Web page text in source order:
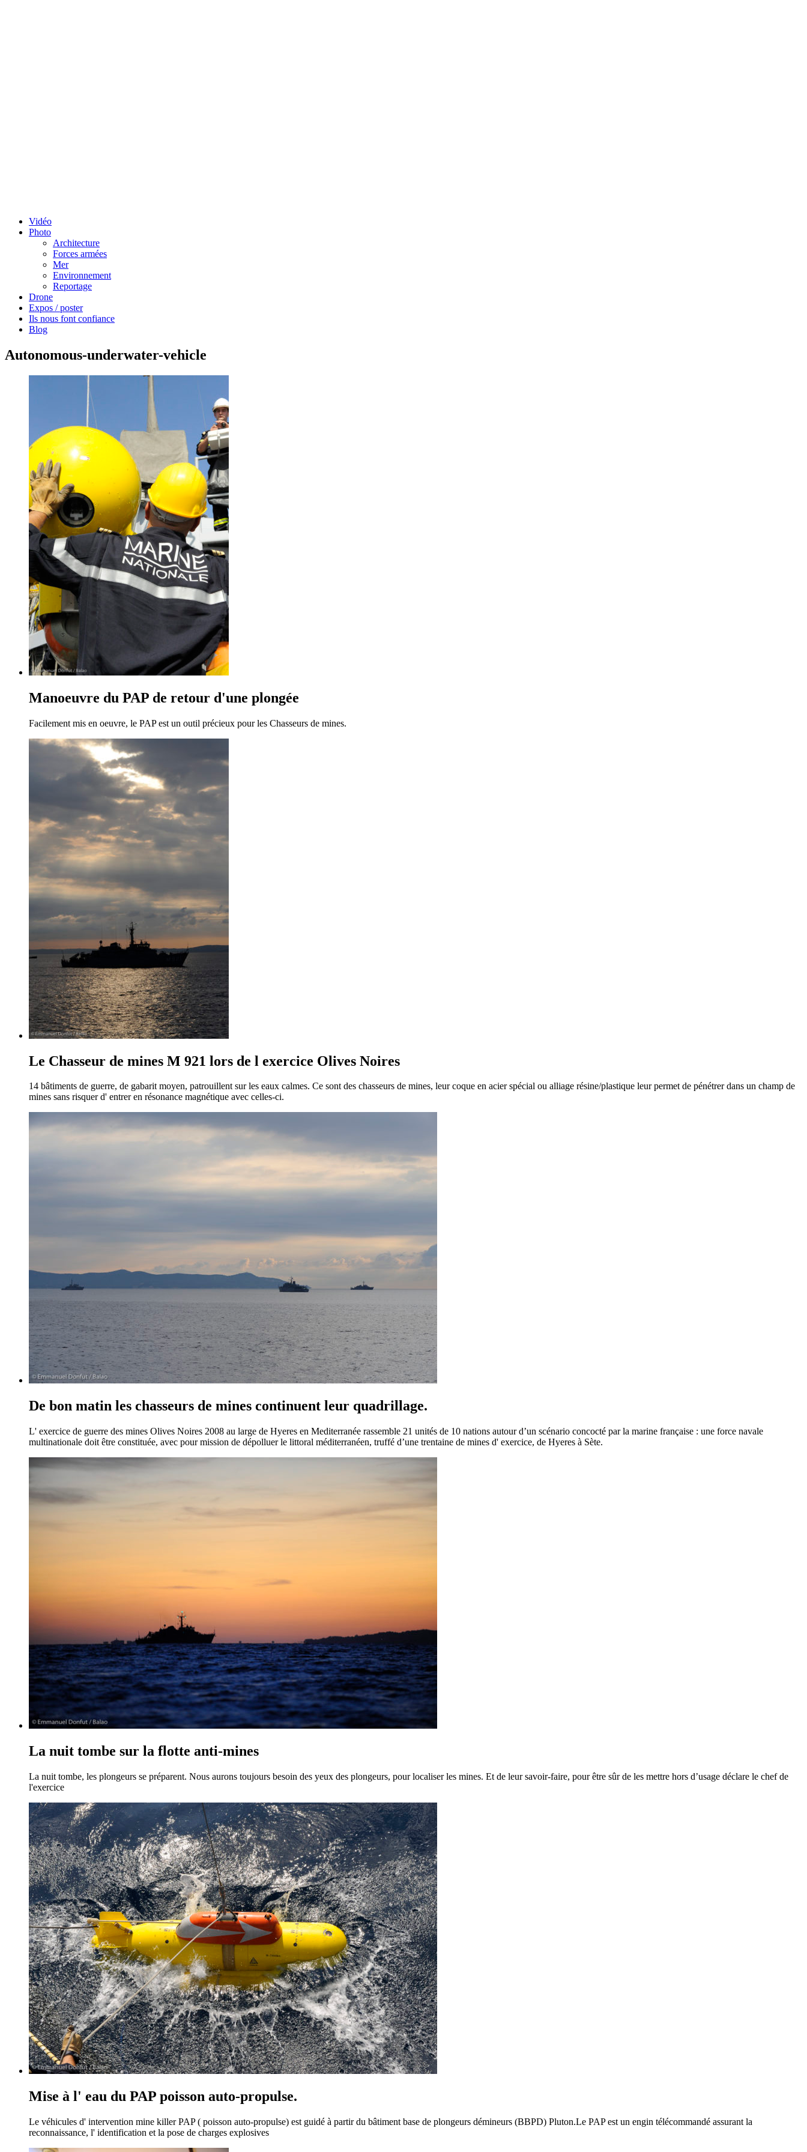
Vidéo
Photo
Architecture
Forces armées
Mer
Environnement
Reportage
Drone
Expos / poster
Ils nous font confiance
Blog
Autonomous-underwater-vehicle
Manoeuvre du PAP de retour d'une plongée
Facilement mis en oeuvre, le PAP est un outil précieux pour les Chasseurs de mines.
Le Chasseur de mines M 921 lors de l exercice Olives Noires
14 bâtiments de guerre, de gabarit moyen, patrouillent sur les eaux calmes. Ce sont des chasseurs de mines, leur coque en acier spécial ou alliage résine/plastique leur permet de pénétrer dans un champ de
mines sans risquer d' entrer en résonance magnétique avec celles-ci.
De bon matin les chasseurs de mines continuent leur quadrillage.
L' exercice de guerre des mines Olives Noires 2008 au large de Hyeres en Mediterranée rassemble 21 unités de 10 nations autour d’un scénario concocté par la marine française : une force navale
multinationale doit être constituée, avec pour mission de dépolluer le littoral méditerranéen, truffé d’une trentaine de mines d' exercice, de Hyeres à Sète.
La nuit tombe sur la flotte anti-mines
La nuit tombe, les plongeurs se préparent. Nous aurons toujours besoin des yeux des plongeurs, pour localiser les mines. Et de leur savoir-faire, pour être sûr de les mettre hors d’usage déclare le chef de
l'exercice
Mise à l' eau du PAP poisson auto-propulse.
Le véhicules d' intervention mine killer PAP ( poisson auto-propulse) est guidé à partir du bâtiment base de plongeurs démineurs (BBPD) Pluton.Le PAP est un engin télécommandé assurant la
reconnaissance, l' identification et la pose de charges explosives